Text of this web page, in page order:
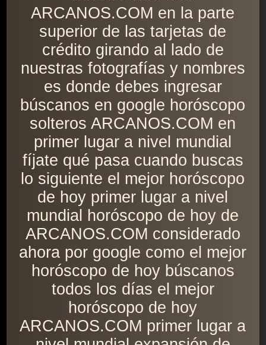
ARCANOS.COM en la parte
superior de las tarjetas de
crédito girando al lado de
nuestras fotografías y nombres
es donde debes ingresar
búscanos en google horóscopo
solteros ARCANOS.COM en
primer lugar a nivel mundial
fíjate qué pasa cuando buscas
lo siguiente el mejor horóscopo
de hoy primer lugar a nivel
mundial horóscopo de hoy de
ARCANOS.COM considerado
ahora por google como el mejor
horóscopo de hoy búscanos
todos los días el mejor
horóscopo de hoy
ARCANOS.COM primer lugar a